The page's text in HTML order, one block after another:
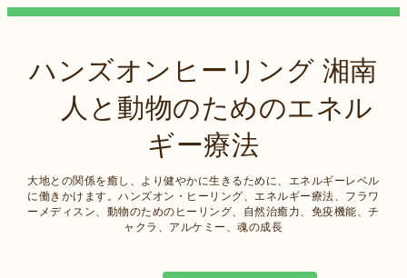
ハンズオンヒーリング 湘南
人と動物のためのエネル
ギー療法
大地との関係を癒し、より健やかに生きるために、エネルギーレベル
に働きかけます。ハンズオン・ヒーリング、エネルギー療法、フラワ
ーメディスン、動物のためのヒーリング、自然治癒力、免疫機能、チ
ャクラ、アルケミー、魂の成長